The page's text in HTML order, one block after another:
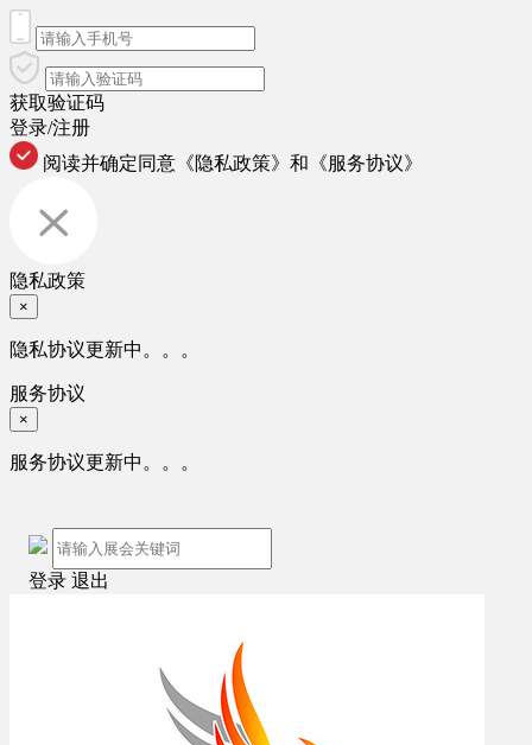
获取验证码
登录/注册
阅读并确定同意 《隐私政策》 和 《服务协议》
隐私政策
×
隐私协议更新中。。。
服务协议
×
服务协议更新中。。。
登录 退出